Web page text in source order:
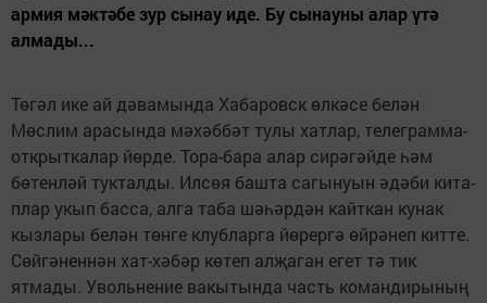
армия мәктәбе зур сынау иде. Бу сынауны алар үтә
алмады...
Төгәл ике ай дәвамында Хаба­ровск өлкәсе белән
Мөслим арасын­да мәхәббәт тулы хатлар, телеграм­ма-
открыткалар йөрде. Тора-бара алар сирәгәйде һәм
бөтенләй тукталды. Илсөя башта сагынуын әдәби кита­
плар укып басса, алга таба шәһәрдән кайткан кунак
кызлары белән төнге клубларга йөрергә өйрәнеп китте.
Сөйгәненнән хат-хәбәр көтеп алҗаган егет тә тик
ятмады. Увольнение ва­кытында часть командирының